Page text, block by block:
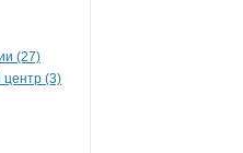
(27)
(3)